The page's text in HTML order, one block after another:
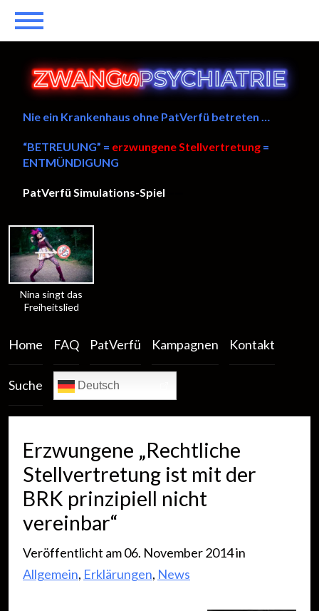
Nina singt das
Freiheitslied
Nie ein Krankenhaus ohne PatVerfü betreten …
“BETREUUNG” = erzwungene Stellvertretung =
ENTMÜNDIGUNG
PatVerfü Simulations-Spiel
Home FAQ PatVerfü Kampagnen Kontakt
Suche Deutsch
Erzwungene „Rechtliche
Stellvertretung ist mit der
BRK prinzipiell nicht
vereinbar“
Veröffentlicht am 06. November 2014 in
Allgemein, Erklärungen, News